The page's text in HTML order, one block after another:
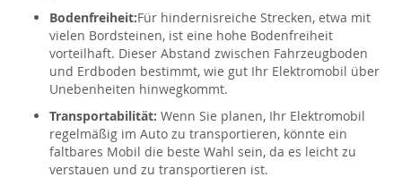
Bodenfreiheit:Für hindernisreiche Strecken, etwa mit
vielen Bordsteinen, ist eine hohe Bodenfreiheit
vorteilhaft. Dieser Abstand zwischen Fahrzeugboden
und Erdboden bestimmt, wie gut Ihr Elektromobil über
Unebenheiten hinwegkommt.
Transportabilität: Wenn Sie planen, Ihr Elektromobil
regelmäßig im Auto zu transportieren, könnte ein
faltbares Mobil die beste Wahl sein, da es leicht zu
verstauen und zu transportieren ist.